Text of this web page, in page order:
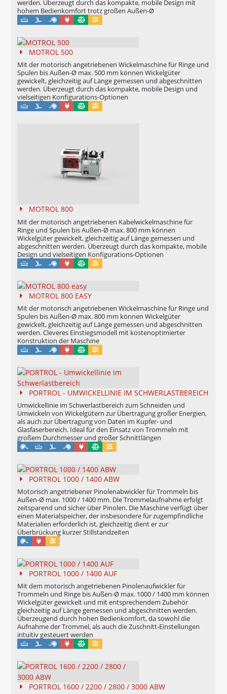
werden. Überzeugt durch das kompakte, mobile Design mit
hohem Bedienkomfort trotz großen Außen-Ø
Maschinell
Eichung möglich
Konfigurierbar
MOTROL 500
Mit der motorisch angetriebenen Wickelmaschine für Ringe und
Spulen bis Außen-Ø max. 500 mm können Wickelgüter
gewickelt, gleichzeitig auf Länge gemessen und abgeschnitten
werden. Überzeugt durch das kompakte, mobile Design und
vielseitigen Konfigurations-Optionen
Maschinell
Eichung möglich
Konfigurierbar
MOTROL 800
Mit der motorisch angetriebenen Kabelwickelmaschine für
Ringe und Spulen bis Außen-Ø max. 800 mm können
Wickelgüter gewickelt, gleichzeitig auf Länge gemessen und
abgeschnitten werden. Überzeugt durch das kompakte, mobile
Design und vielseitigen Konfigurations-Optionen
Maschinell
Eichung möglich
Konfigurierbar
MOTROL 800 EASY
Mit der motorisch angetriebenen Wickelmaschine für Ringe und
Spulen bis Außen-Ø max. 800 mm können Wickelgüter
gewickelt, gleichzeitig auf Länge gemessen und abgeschnitten
werden. Cleveres Einstiegsmodell mit kostenoptimierter
Konstruktion der Maschine
Maschinell
Eichung möglich
Konfigurierbar
PORTROL - UMWICKELLINIE IM SCHWERLASTBEREICH
Umwickellinie im Schwerlastbereich zum Schneiden und
Umwickeln von Wickelgütern zur Übertragung großer Energien,
als auch zur Übertragung von Daten im Kupfer- und
Glasfaserbereich. Ideal für den Einsatz von Trommeln mit
großem Durchmesser und großer Schnittlängen
Maschinell
Eichung möglich
Konfigurierbar
PORTROL 1000 / 1400 ABW
Motorisch angetriebener Pinolenabwickler für Trommeln bis
Außen-Ø max. 1000 / 1400 mm. Die Trommelaufnahme erfolgt
zeitsparend und sicher über Pinolen. Die Maschine verfügt über
einen Materialspeicher, der insbesondere für zugempfindliche
Materialien erforderlich ist, gleichzeitig dient er zur
Überbrückung kurzer Stillstandzeiten
Maschinell
Konfigurierbar
PORTROL 1000 / 1400 AUF
Mit dem motorisch angetriebenen Pinolenaufwickler für
Trommeln und Ringe bis Außen-Ø max. 1000 / 1400 mm können
Wickelgüter gewickelt und mit entsprechendem Zubehör
gleichzeitig auf Länge gemessen und abgeschnitten werden.
Überzeugend durch hohen Bedienkomfort, da sowohl die
Aufnahme der Trommel, als auch die Zuschnitt-Einstellungen
intuitiv gesteuert werden
Maschinell
Eichung möglich
Konfigurierbar
PORTROL 1600 / 2200 / 2800 / 3000 ABW